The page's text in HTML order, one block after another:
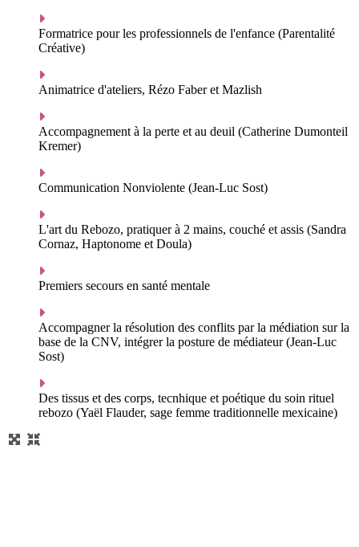
Formatrice pour les professionnels de l'enfance (Parentalité
Créative)
Animatrice d'ateliers, Rézo Faber et Mazlish
Accompagnement à la perte et au deuil (Catherine Dumonteil
Kremer)
Communication Nonviolente (Jean-Luc Sost)
L'art du Rebozo, pratiquer à 2 mains, couché et assis (Sandra
Cornaz, Haptonome et Doula)
Premiers secours en santé mentale
Accompagner la résolution des conflits par la médiation sur la
base de la CNV, intégrer la posture de médiateur (Jean-Luc
Sost)
Des tissus et des corps, tecnhique et poétique du soin rituel
rebozo (Yaël Flauder, sage femme traditionnelle mexicaine)